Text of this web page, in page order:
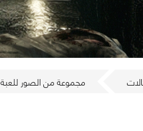
مجموعة من الصور للعبة Resident Evil Remake HD